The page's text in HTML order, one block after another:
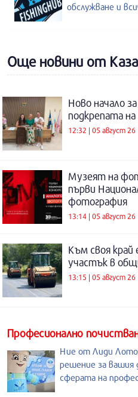
обслужване и
Още новини от
Ново начало
подкрепата
12:32 | 05 август 26
Музеят на
първи
фотография
13:14 | 05 август 26
Към своя
участък в
13:15 | 05 август 26
Професионално
Ние от Лиди
решение за вашия
сферата на